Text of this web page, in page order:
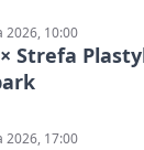
2026, 10:00
× Strefa
2026, 17:00